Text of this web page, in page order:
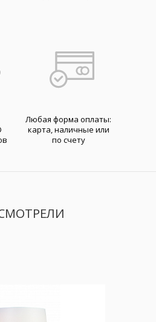
Любая форма оплаты:
карта, наличные или
по счету